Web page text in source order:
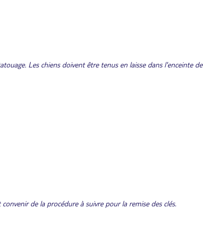
Les chiens doivent être tenus en laisse dans l'enceinte
de la procédure à suivre pour la remise des clés.